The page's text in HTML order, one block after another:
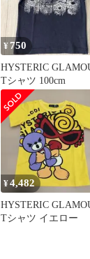
¥ 750
HYSTERIC
Tシャツ 100cm
¥4,482
HYSTERIC
Tシャツ イエロー